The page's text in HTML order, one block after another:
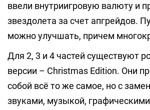
ввели внутриигровую валюту и
звездолета за счет апгрейдов.
можно улучшать, причем
Для 2, 3 и 4 частей существуют
версии – Christmas Edition. Они
собой всё то же самое, но с
звуками, музыкой,